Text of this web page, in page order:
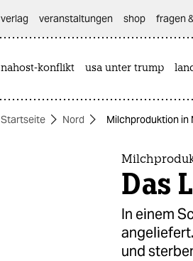
themen
verlag
veranstaltungen shop fragen
nahost-konflikt usa unter trump
Startseite Nord Milchproduktion in
Das
In einem
und